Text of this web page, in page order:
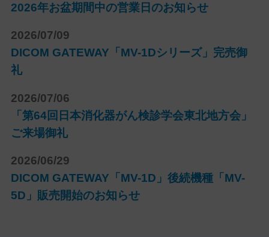
2026年お盆期間中の営業日のお知らせ
2026/07/09
DICOM GATEWAY「MV-1Dシリーズ」完売御
礼
2026/07/06
「第64回日本消化器がん検診学会東北地方会」
ご来場御礼
2026/06/29
DICOM GATEWAY「MV-1D」後続機種「MV-
5D」販売開始のお知らせ